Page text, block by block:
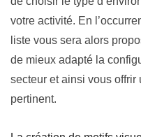
votre activité. En
liste vous sera alors
de mieux adapté la
secteur et ainsi vous offrir
pertinent.